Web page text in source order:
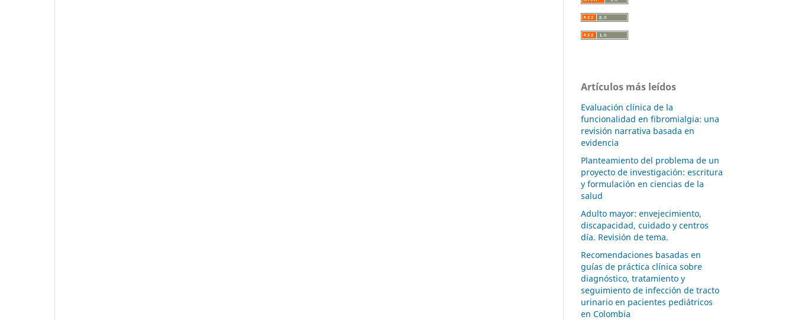
Artículos más leídos
Evaluación clínica de la
funcionalidad en fibromialgia: una
revisión narrativa basada en
evidencia
Planteamiento del problema de un
proyecto de investigación: escritura
y formulación en ciencias de la
salud
Adulto mayor: envejecimiento,
discapacidad, cuidado y centros
día. Revisión de tema.
Recomendaciones basadas en
guías de práctica clínica sobre
diagnóstico, tratamiento y
seguimiento de infección de tracto
urinario en pacientes pediátricos
en Colombia